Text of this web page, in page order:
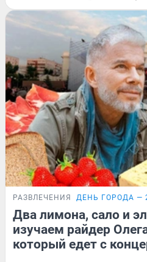
РАЗВЛЕЧЕНИЯ ДЕНЬ ГОРОДА —
Два лимона, сало и
изучаем райдер
который едет с